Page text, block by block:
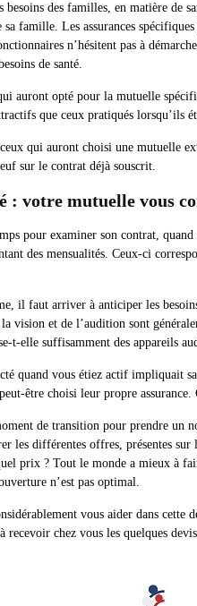
besoins des familles, en matière de
famille. Les assurances
n’hésitent pas à
de santé.
auront opté pour la mutuelle
que ceux pratiqués lorsqu’ils
qui auront choisi une mutuelle
sur le contrat déjà souscrit.
votre mutuelle vous
pour examiner son contrat,
des mensualités. Ceux-ci
il faut arriver à anticiper les
vision et de l’audition sont
t-elle suffisamment des appareils
quand vous étiez actif impliquait
être choisi leur propre assurance.
de transition pour prendre un
les différentes offres, présentes
prix ? Tout le monde a mieux à
n’est pas optimal.
vous aider dans cette
recevoir chez vous les quelques